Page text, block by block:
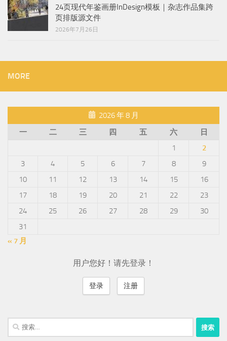
24页现代年鉴画册InDesign模板｜杂志作品集跨
页排版源文件
2026年7月26日
MORE
2026 年 8 月
一
二 三 四 五 六
日
1
2
3
4 5 6 7 8
9
10
11 12 13 14 15
16
17
18 19 20 21 22
23
24
25 26 27 28 29
30
31
« 7 月
用户您好！请先登录！
登录 注册
搜
索：